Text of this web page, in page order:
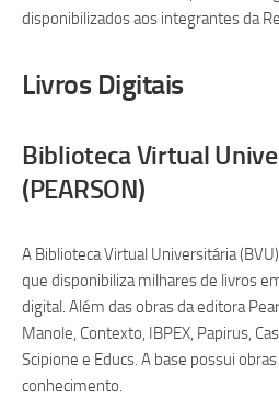
disponibilizados aos integrantes da
Livros Digitais
Biblioteca Virtual
(PEARSON)
A Biblioteca Virtual Universitária
que disponibiliza milhares de livros
digital. Além das obras da editora
Manole, Contexto, IBPEX, Papirus,
Scipione e Educs. A base possui
conhecimento.